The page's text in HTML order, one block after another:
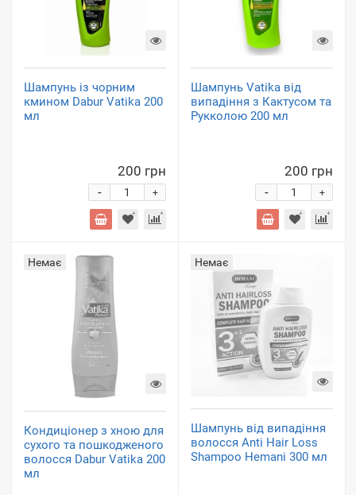
Шампунь із чорним
кмином Dabur Vatika 200
мл
200 грн
+
-
Шампунь Vatika від
випадіння з Кактусом та
Рукколою 200 мл
200 грн
+
-
Немає
Кондиціонер з хною для
сухого та пошкодженого
волосся Dabur Vatika 200
мл
Немає
Шампунь від випадіння
волосся Anti Hair Loss
Shampoo Hemani 300 мл